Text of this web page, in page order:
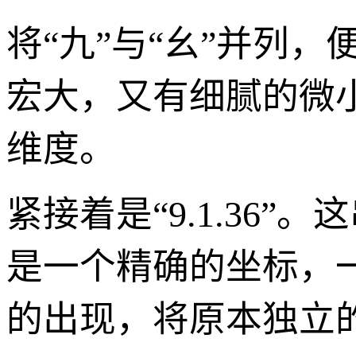
将“九”与“幺”并列
宏大，又有细腻的微
维度。
紧接着是“9.1.36”。
是一个精确的坐标，
的出现，将原本独立